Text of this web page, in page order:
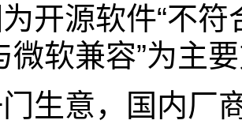
开源软件“不
微软兼容”为主
生意，国内厂